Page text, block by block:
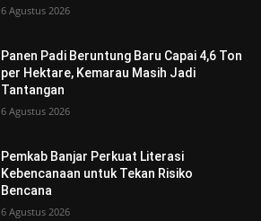
6 Agustus 2026
Panen Padi Beruntung Baru Capai 4,6 Ton
per Hektare, Kemarau Masih Jadi
Tantangan
6 Agustus 2026
Pemkab Banjar Perkuat Literasi
Kebencanaan untuk Tekan Risiko
Bencana
6 Agustus 2026